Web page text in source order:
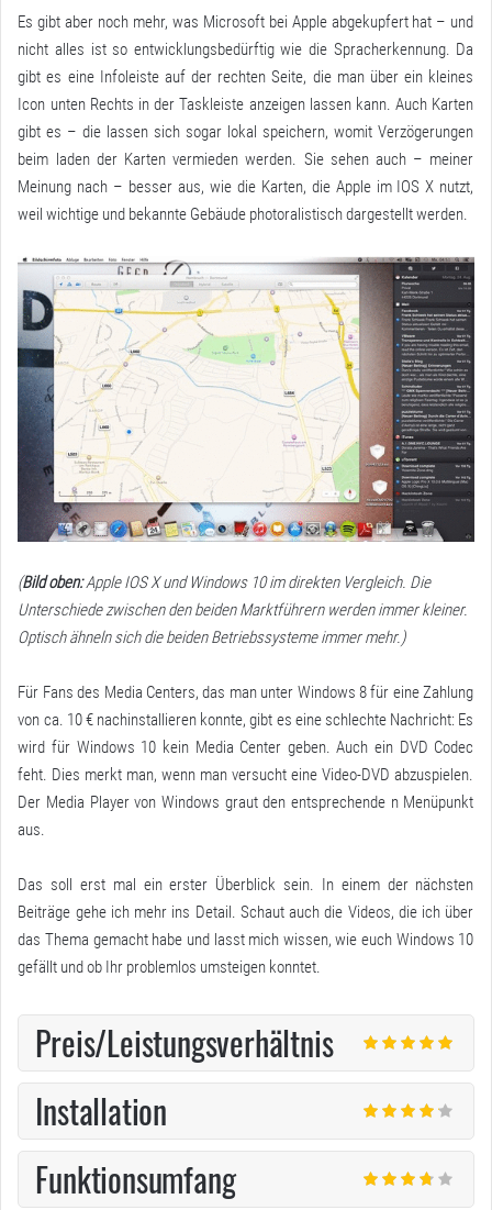
Es gibt aber noch mehr, was Microsoft bei Apple abgekupfert hat – und
nicht alles ist so entwicklungsbedürftig wie die Spracherkennung. Da
gibt es eine Infoleiste auf der rechten Seite, die man über ein kleines
Icon unten Rechts in der Taskleiste anzeigen lassen kann. Auch Karten
gibt es – die lassen sich sogar lokal speichern, womit Verzögerungen
beim laden der Karten vermieden werden. Sie sehen auch – meiner
Meinung nach – besser aus, wie die Karten, die Apple im IOS X nutzt,
weil wichtige und bekannte Gebäude photoralistisch dargestellt werden.
(Bild oben:Apple IOS X und Windows 10 im direkten Vergleich. Die
Unterschiede zwischen den beiden Marktführern werden immer kleiner.
Optisch ähneln sich die beiden Betriebssysteme immer mehr.)
Für Fans des Media Centers, das man unter Windows 8 für eine Zahlung
von ca. 10 € nachinstallieren konnte, gibt es eine schlechte Nachricht: Es
wird für Windows 10 kein Media Center geben. Auch ein DVD Codec
feht. Dies merkt man, wenn man versucht eine Video-DVD abzuspielen.
Der Media Player von Windows graut den entsprechende n Menüpunkt
aus.
Das soll erst mal ein erster Überblick sein. In einem der nächsten
Beiträge gehe ich mehr ins Detail. Schaut auch die Videos, die ich über
das Thema gemacht habe und lasst mich wissen, wie euch Windows 10
gefällt und ob Ihr problemlos umsteigen konntet.
Preis/Leistungsverhältnis
Installation
Funktionsumfang